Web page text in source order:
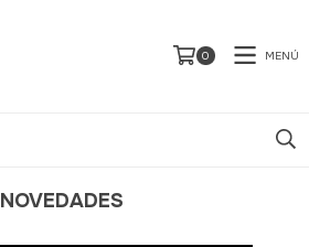
0 MENÚ
NOVEDADES